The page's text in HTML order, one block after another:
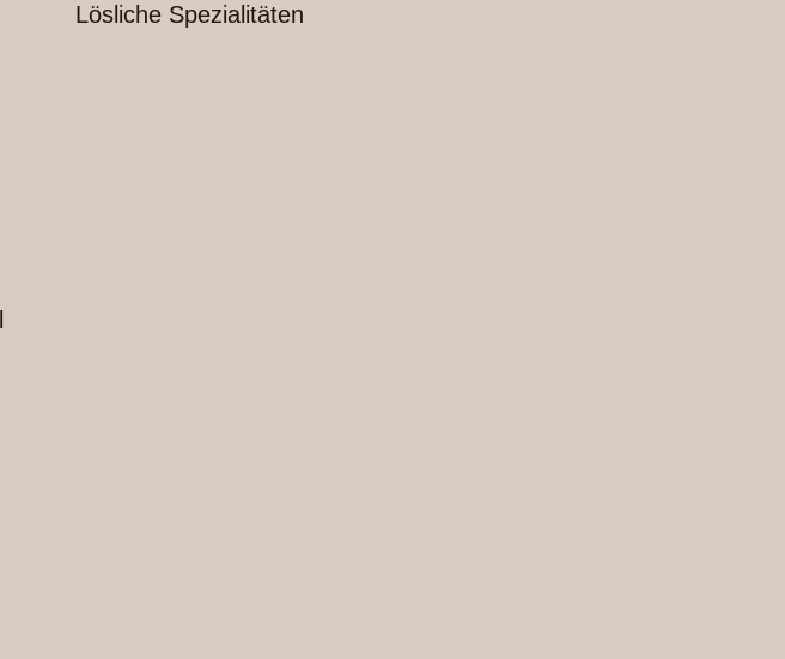
Lösliche Spezialitäten